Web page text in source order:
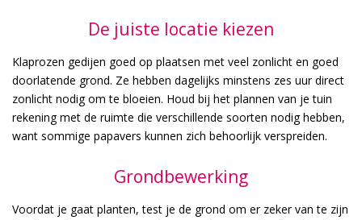
De juiste locatie kiezen
Klaprozen gedijen goed op plaatsen met veel zonlicht en goed
doorlatende grond. Ze hebben dagelijks minstens zes uur direct
zonlicht nodig om te bloeien. Houd bij het plannen van je tuin
rekening met de ruimte die verschillende soorten nodig hebben,
want sommige papavers kunnen zich behoorlijk verspreiden.
Grondbewerking
Voordat je gaat planten, test je de grond om er zeker van te zijn